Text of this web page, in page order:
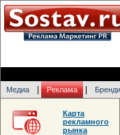
Медиа Реклама
Карта
рекламного
рынка